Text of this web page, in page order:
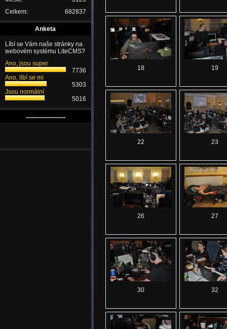
Celkem:
682837
Anketa
Líbí se Vám naše stránky na
webovém systému LiteCMS?
Ano, jsou super
7736
Ano, líbí se mi
5303
Jsou normální
5016
..........................
18 19
22 23
26 27
30 32